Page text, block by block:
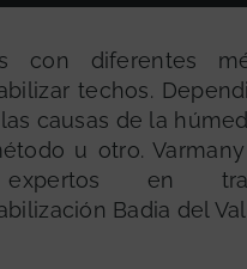
con diferentes
techos.
causas de la
u otro.
en
Badia del